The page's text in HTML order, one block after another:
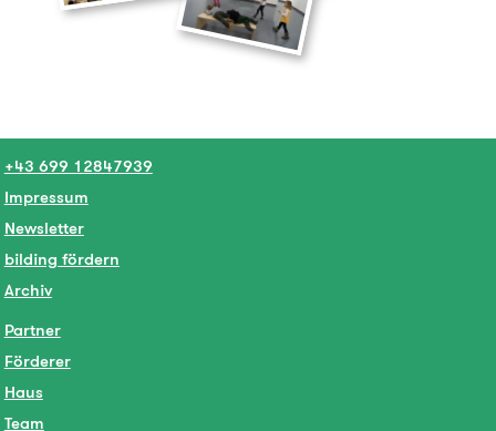
+43 699 12847939
Impressum
Newsletter
bilding fördern
Archiv
Partner
Förderer
Haus
Team